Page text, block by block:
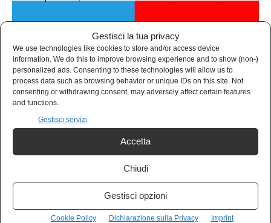
Gestisci la tua privacy
We use technologies like cookies to store and/or access device
information. We do this to improve browsing experience and to show (non-)
personalized ads. Consenting to these technologies will allow us to
process data such as browsing behavior or unique IDs on this site. Not
consenting or withdrawing consent, may adversely affect certain features
and functions.
Gestisci servizi
Accetta
Chiudi
Gestisci opzioni
Cookie Policy Dichiarazione sulla Privacy Imprint
Il Milan spreca tutto: la Lazio di Sarri affonda
Allegri e l’Inter vola a +8. Il Pagellone
Enrico Zerbo - 16 Marzo 2026